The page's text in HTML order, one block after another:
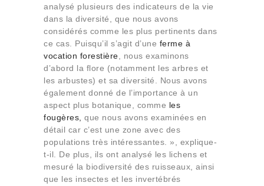
analysé plusieurs des indicateurs de la vie
dans la diversité, que nous avons
considérés comme les plus pertinents dans
ce cas. Puisqu’il s’agit d’une ferme à
vocation forestière, nous examinons
d’abord la flore (notamment les arbres et
les arbustes) et sa diversité. Nous avons
également donné de l’importance à un
aspect plus botanique, comme les
fougères, que nous avons examinées en
détail car c’est une zone avec des
populations très intéressantes. », explique-
t-il. De plus, ils ont analysé les lichens et
mesuré la biodiversité des ruisseaux, ainsi
que les insectes et les invertébrés